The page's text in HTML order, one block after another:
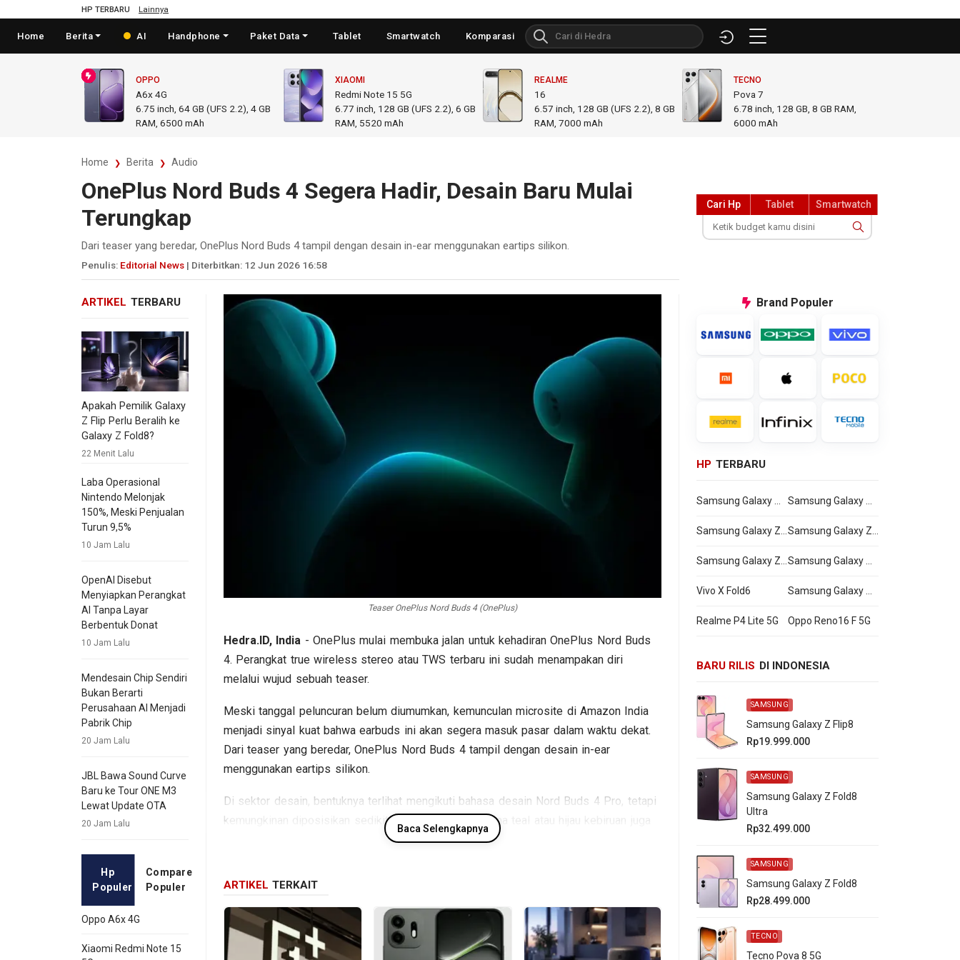
HP TERBARU Lainnya
Home Berita AI Handphone Paket Data Tablet Smartwatch Komparasi
OPPO
A6x 4G
6.75 inch, 64 GB (UFS 2.2), 4 GB
RAM 6500 mAh
XIAOMI
Redmi Note 15 5G
6.77 inch, 128 GB (UFS 2.2), 6 GB
RAM 5520 mAh
REALME
16
6.57 inch, 128 GB (UFS 2.2), 8 GB
RAM 7000 mAh
TECNO
Pova 7
6.78 inch, 128 GB, 8 GB RAM
6000 mAh
Home Berita Audio
OnePlus Nord Buds 4 Segera Hadir, Desain Baru Mulai
Terungkap
Dari teaser yang beredar, OnePlus Nord Buds 4 tampil dengan desain in-ear menggunakan eartips silikon.
Penulis: Editorial News | Diterbitkan: 12 Jun 2026 16:58
Cari Hp Tablet Smartwatch
ARTIKEL TERBARU
Apakah Pemilik Galaxy
Z Flip Perlu Beralih ke
Galaxy Z Fold8?
22 Menit Lalu
Laba Operasional
Nintendo Melonjak
150%, Meski Penjualan
Turun 9,5%
10 Jam Lalu
OpenAI Disebut
Menyiapkan Perangkat
AI Tanpa Layar
Berbentuk Donat
10 Jam Lalu
Mendesain Chip Sendiri
Bukan Berarti
Perusahaan AI Menjadi
Pabrik Chip
20 Jam Lalu
JBL Bawa Sound Curve
Baru ke Tour ONE M3
Lewat Update OTA
20 Jam Lalu
Hp
Populer
Compare
Populer
Oppo A6x 4G
Xiaomi Redmi Note 15
Teaser OnePlus Nord Buds 4 (OnePlus)
Hedra.ID, India - OnePlus mulai membuka jalan untuk kehadiran OnePlus Nord Buds
4. Perangkat true wireless stereo atau TWS terbaru ini sudah menampakan diri
melalui wujud sebuah teaser.
Meski tanggal peluncuran belum diumumkan, kemunculan microsite di Amazon India
menjadi sinyal kuat bahwa earbuds ini akan segera masuk pasar dalam waktu dekat.
Dari teaser yang beredar, OnePlus Nord Buds 4 tampil dengan desain in-ear
menggunakan eartips silikon.
Di sektor desain, bentuknya terlihat mengikuti bahasa desain Nord Buds 4 Pro, tetapi
kemungkinan diposisikan sedikit lebih terjangkau. Warna teal atau hijau kebiruan juga
sudah diperlihatkan sebagai salah satu opsi warna yang akan tersedia.
yang membawa fitur cukup lengkap dengan harga lebih bersahabat. Di kategori audio,
pendekatan seperti ini penting karena konsumen kini tidak lagi sekadar mencari
earbuds murah, tetapi juga memperhatikan kualitas mikrofon, daya tahan baterai,
kenyamanan, dan fitur peredam bising.
Baca Selengkapnya
ARTIKEL TERKAIT
Brand Populer
HP TERBARU
Vivo X Fold6
Realme P4 Lite 5G Oppo Reno16 F 5G
BARU RILIS DI INDONESIA
SAMSUNG
Samsung Galaxy Z Flip8
Rp19.999.000
SAMSUNG
Samsung Galaxy Z Fold8
Ultra
Rp32.499.000
SAMSUNG
Samsung Galaxy Z Fold8
Rp28.499.000
TECNO
Tecno Pova 8 5G